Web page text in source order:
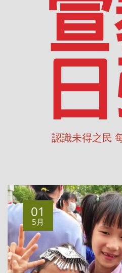
認識未得之民
01
5月